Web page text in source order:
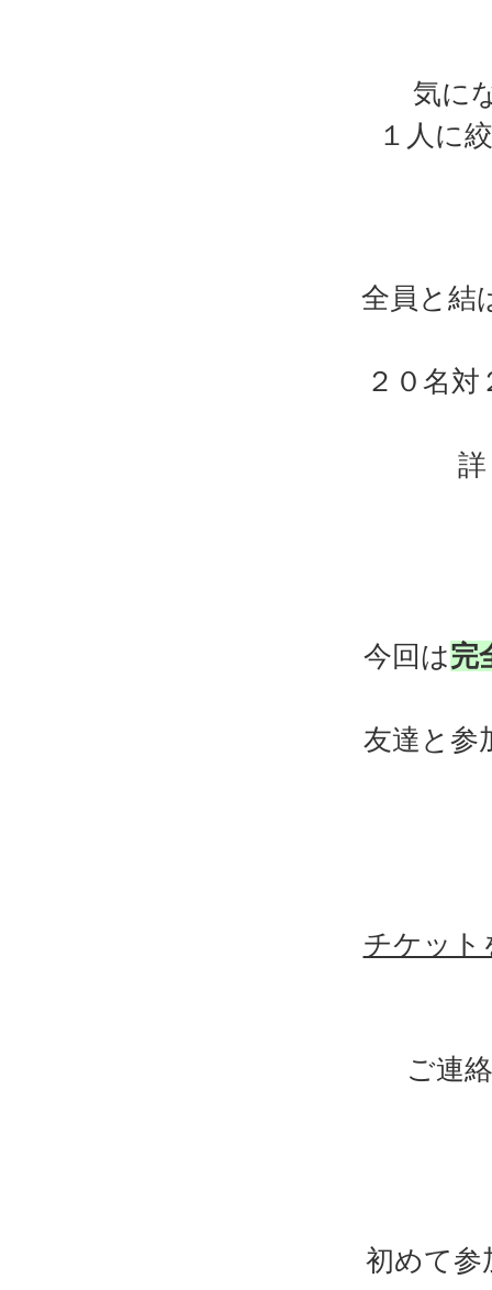
気に
１人に
全員と結
２０名
今回は完
友達と参
チケット
ご連
初めて参